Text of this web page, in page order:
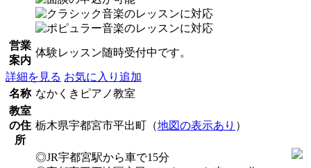
営業
案内
体験レッスン随時受付中です。
詳細を見る お気に入り追加
名称 なかくきピアノ教室
教室
の住
所
栃木県宇都宮市平出町（地図の表示あり ）
◎JR宇都宮駅から車で15分